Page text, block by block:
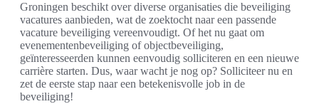
Groningen beschikt over diverse organisaties die beveiliging
vacatures aanbieden, wat de zoektocht naar een passende
vacature beveiliging vereenvoudigt. Of het nu gaat om
evenementenbeveiliging of objectbeveiliging,
geïnteresseerden kunnen eenvoudig solliciteren en een nieuwe
carrière starten. Dus, waar wacht je nog op? Solliciteer nu en
zet de eerste stap naar een betekenisvolle job in de
beveiliging!